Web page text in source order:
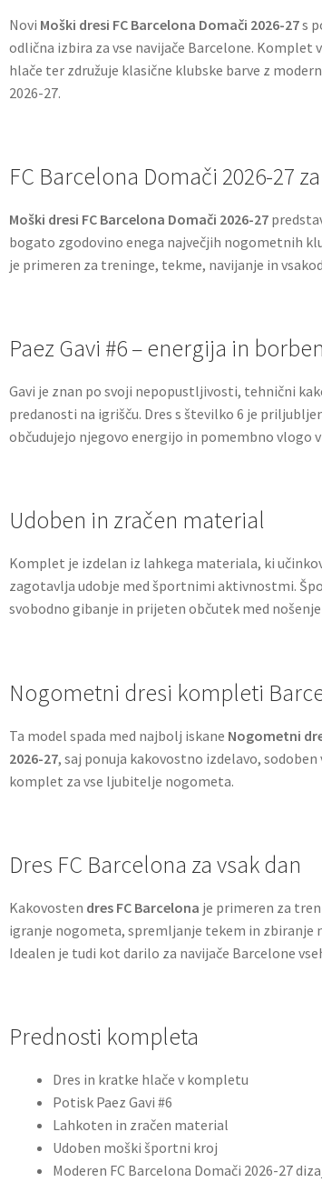
Novi Moški dresi FC Barcelona Domači 2026-27s
odlična izbira za vse navijače Barcelone. Komplet
hlače ter združuje klasične klubske barve z
2026-27.
FC Barcelona Domači 2026-27
Moški dresi FC Barcelona Domači 2026-27
bogato zgodovino enega največjih nogometnih
je primeren za treninge, tekme, navijanje in
Paez Gavi #6 – energija in
Gavi je znan po svoji nepopustljivosti, tehnični
predanosti na igrišču. Dres s številko 6 je
občudujejo njegovo energijo in pomembno vlogo
Udoben in zračen material
Komplet je izdelan iz lahkega materiala, ki
zagotavlja udobje med športnimi aktivnostmi.
svobodno gibanje in prijeten občutek med
Nogometni dresi kompleti
Ta model spada med najbolj iskane Nogometni
2026-27, saj ponuja kakovostno izdelavo,
komplet za vse ljubitelje nogometa.
Dres FC Barcelona za vsak dan
Kakovosten dres FC Barcelona je primeren za
igranje nogometa, spremljanje tekem in zbiranje
Idealen je tudi kot darilo za navijače Barcelone
Prednosti kompleta
Dres in kratke hlače v kompletu
Potisk Paez Gavi #6
Lahkoten in zračen material
Udoben moški športni kroj
Moderen FC Barcelona Domači 2026-27